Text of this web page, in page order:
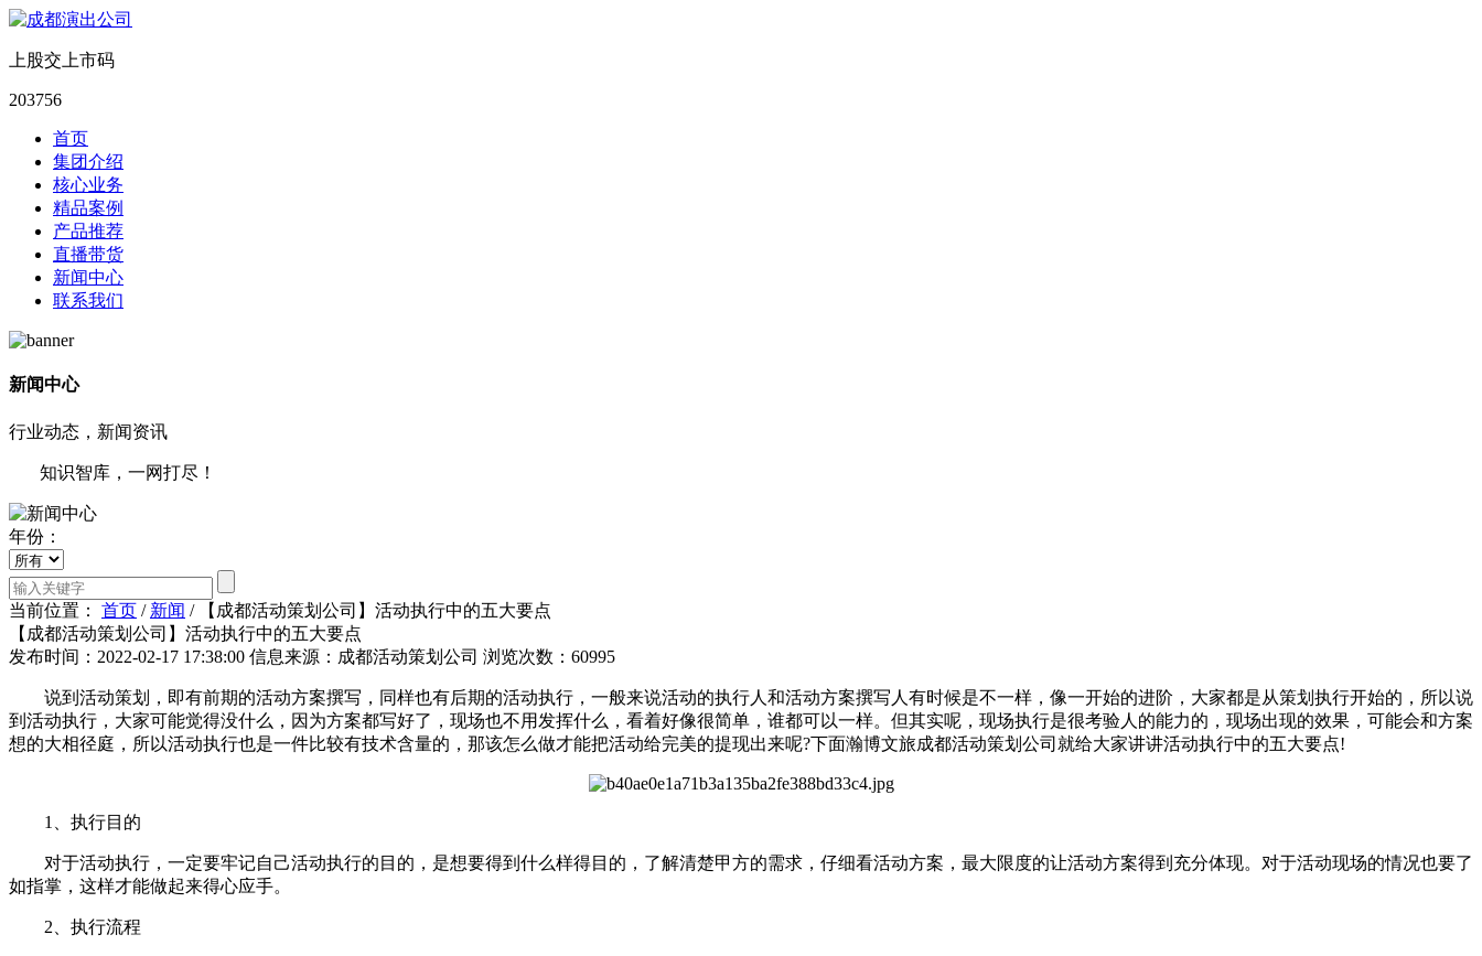
上股交上市码
203756
首页
集团介绍
核心业务
精品案例
产品推荐
直播带货
新闻中心
联系我们
新闻中心
行业动态，新闻资讯
知识智库，一网打尽！
年份：
当前位置： 首页 / 新闻 /
【成都活动策划公司】活动执行中的五大要点
【成都活动策划公司】活动执行中的五大要点
发布时间：2022-02-17 17:38:00 信息来源：成都活动策划公司 浏览次数：60995
说到活动策划，即有前期的活动方案撰写，同样也有后期的活动执行，一般来说活动的执行人和活动方案撰写人有时候是不一样，像一开始的进阶，大家都是从策划执行开始的，所以说
到活动执行，大家可能觉得没什么，因为方案都写好了，现场也不用发挥什么，看着好像很简单，谁都可以一样。但其实呢，现场执行是很考验人的能力的，现场出现的效果，可能会和方案
想的大相径庭，所以活动执行也是一件比较有技术含量的，那该怎么做才能把活动给完美的提现出来呢?下面瀚博文旅成都活动策划公司就给大家讲讲活动执行中的五大要点!
1、执行目的
对于活动执行，一定要牢记自己活动执行的目的，是想要得到什么样得目的，了解清楚甲方的需求，仔细看活动方案，最大限度的让活动方案得到充分体现。对于活动现场的情况也要了
如指掌，这样才能做起来得心应手。
2、执行流程